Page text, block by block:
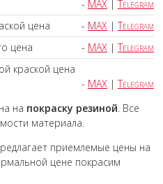
- MAX|Telegram
цена
- MAX|Telegram
цена
- MAX|Telegram
краской цена
- MAX|Telegram
на покраску резиной. Все
материала.
приемлемые цены на
цене покрасим